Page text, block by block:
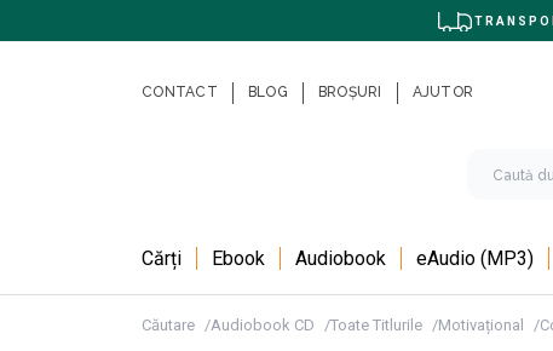
CONTACT BLOG BROȘURI AJUTOR
Cărți Ebook Audiobook eAudio (MP3)
Căutare Audiobook CD Toate Titlurile Motivațional